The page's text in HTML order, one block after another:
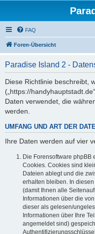
FAQ
Foren-Übersicht
Paradise Island 2 -
Diese Richtlinie beschreibt,
(„https://
Daten verwendet, die
werden.
UMFANG UND ART DER
Ihre Daten werden auf vier
Die Forensoftware phpBB
Cookies. Cookies sind
Dateien ablegt und die
erhalten bleiben. In
(damit Ihnen alle
Informationen über die
dieser als gelesen/
Informationen über Ihre
angemeldet sind)